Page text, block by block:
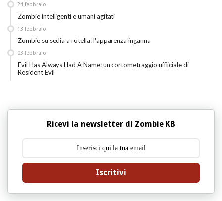
Zombie intelligenti e umani agitati
24 febbraio
Zombie su sedia a rotella: l'apparenza inganna
13 febbraio
Evil Has Always Had A Name: un cortometraggio uffiiciale di
Resident Evil
03 febbraio
Ricevi la newsletter di Zombie KB
Iscritivi